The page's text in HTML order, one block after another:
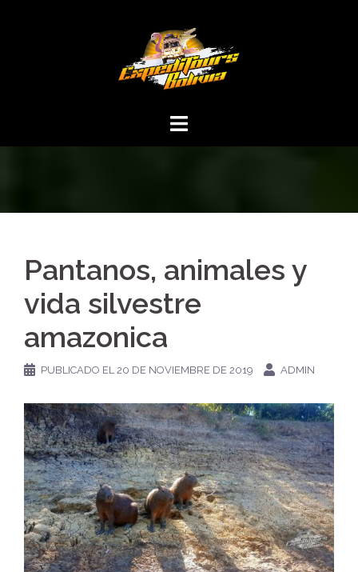
Pantanos, animales y
vida silvestre
amazonica
PUBLICADO EL20 DE NOVIEMBRE DE 2019 ADMIN